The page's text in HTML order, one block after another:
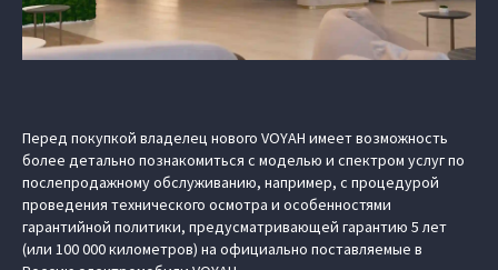
Перед покупкой владелец нового VOYAH имеет возможность
более детально познакомиться с моделью и спектром услуг по
послепродажному обслуживанию, например, с процедурой
проведения технического осмотра и особенностями
гарантийной политики, предусматривающей гарантию 5 лет
(или 100 000 километров) на официально поставляемые в